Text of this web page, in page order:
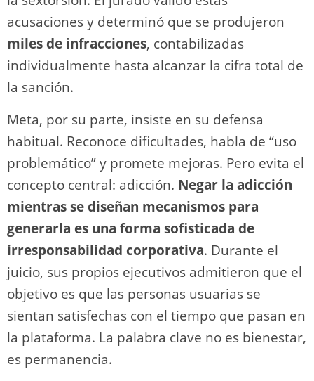
acusaciones y determinó que se produjeron
miles de infracciones, contabilizadas
individualmente hasta alcanzar la cifra total de
la sanción.
Meta, por su parte, insiste en su defensa
habitual. Reconoce dificultades, habla de “uso
problemático” y promete mejoras. Pero evita el
concepto central: adicción. Negar la adicción
mientras se diseñan mecanismos para
generarla es una forma sofisticada de
irresponsabilidad corporativa. Durante el
juicio, sus propios ejecutivos admitieron que el
objetivo es que las personas usuarias se
sientan satisfechas con el tiempo que pasan en
la plataforma. La palabra clave no es bienestar,
es permanencia.